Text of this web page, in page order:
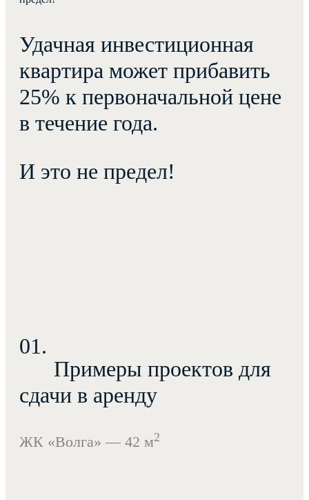
Удачная инвестиционная
квартира может прибавить
25% к первоначальной цене
в течение года.
И это не предел!
Примеры проектов для
сдачи в аренду
ЖК «Волга» — 42 м2